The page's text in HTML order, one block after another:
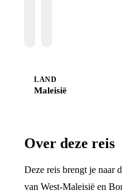
LAND
Maleisië
Over deze reis
Deze reis brengt je naar
van West-Maleisië en